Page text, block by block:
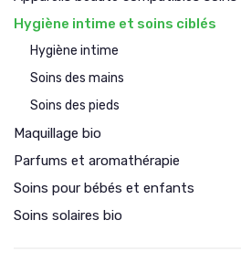
Hygiène intime et soins ciblés
Hygiène intime
Soins des mains
Soins des pieds
Maquillage bio
Parfums et aromathérapie
Soins pour bébés et enfants
Soins solaires bio